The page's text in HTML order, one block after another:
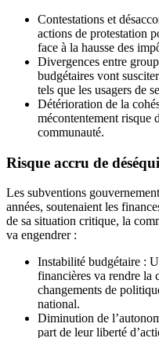
Contestations et
actions de protestation
face à la hausse des
Divergences entre
budgétaires vont
tels que les usagers de
Détérioration de la
mécontentement risque
communauté.
Risque accru de
Les subventions
années, soutenaient les
de sa situation critique, la
va engendrer :
Instabilité budgétaire :
financières va rendre la
changements de
national.
Diminution de
part de leur liberté